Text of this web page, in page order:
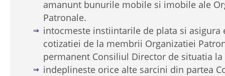
amanunt bunurile mobile si imobile ale
Patronale.
intocmeste instiintarile de plata si asigura
cotizatiei de la membrii Organizatiei
permanent Consiliul Director de situatia
indeplineste orice alte sarcini din partea